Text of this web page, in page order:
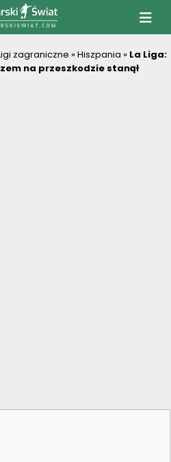
PiłkarskiSwiat.com
zagraniczne »Hiszpania » La Liga:
na przeszkodzie stanął